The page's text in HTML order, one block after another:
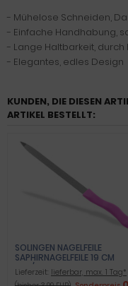
- Mühelose Schneiden,
- Einfache Handhabung,
- Lange Haltbarkeit,
- Elegantes, edles Design
KUNDEN, DIE DIESEN
ARTIKEL BESTELLT:
SOLINGEN NAGELFEILE
SAPHIRNAGELFEILE 19 CM
FEIN/GROB
Lieferzeit: lieferbar, max. 1 Tag*